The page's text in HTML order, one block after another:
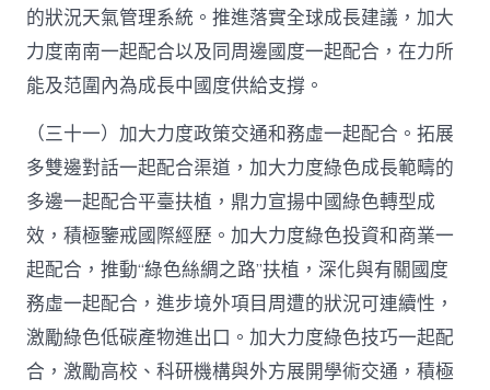
的狀況天氣管理系統。推進落實全球成長建議，加大
力度南南一起配合以及同周邊國度一起配合，在力所
能及范圍內為成長中國度供給支撐。
（三十一）加大力度政策交通和務虛一起配合。拓展
多雙邊對話一起配合渠道，加大力度綠色成長範疇的
多邊一起配合平臺扶植，鼎力宣揚中國綠色轉型成
效，積極鑒戒國際經歷。加大力度綠色投資和商業一
起配合，推動“綠色絲綢之路”扶植，深化與有關國度
務虛一起配合，進步境外項目周遭的狀況可連續性，
激勵綠色低碳產物進出口。加大力度綠色技巧一起配
合，激勵高校、科研機構與外方展開學術交通，積極